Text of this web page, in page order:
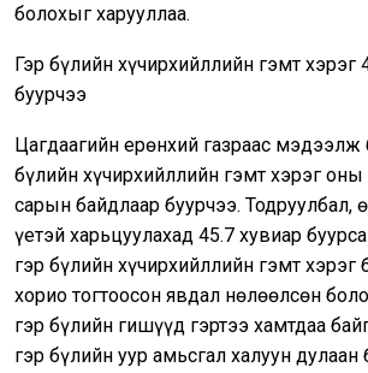
болохыг харууллаа.
Гэр бүлийн хүчирхийллийн гэмт хэрэг
буурчээ
Цагдаагийн ерөнхий газраас мэдээлж
бүлийн хүчирхийллийн гэмт хэрэг
сарын байдлаар буурчээ.
үетэй харьцуулахад 45.7 хувиар
гэр бүлийн хүчирхийллийн гэмт хэрэг
хорио тогтоосон явдал нөлөөлсөн
гэр бүлийн гишүүд гэртээ хамтдаа
гэр бүлийн уур амьсгал халуун